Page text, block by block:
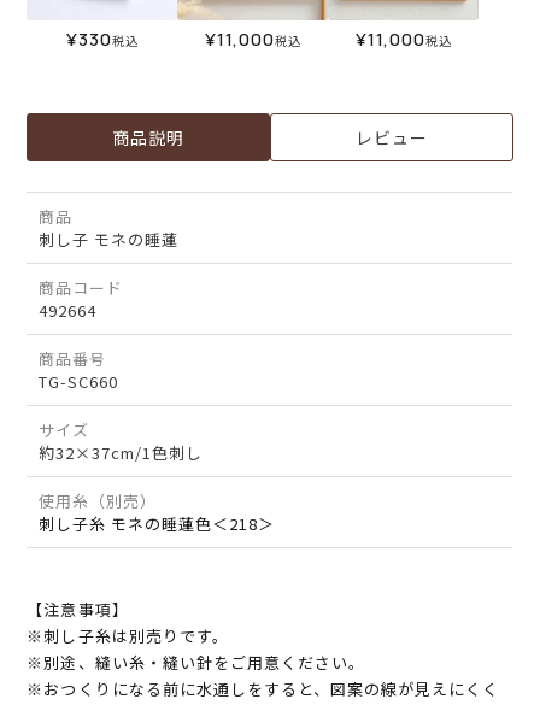
¥330税込 ¥11,000税込 ¥11,000税込
商品説明 レビュー
商品
刺し子 モネの睡蓮
商品コード
492664
商品番号
TG-SC660
サイズ
約32×37cm/1色刺し
使用糸（別売）
刺し子糸 モネの睡蓮色＜218＞
【注意事項】
※刺し子糸は別売りです。
※別途、縫い糸・縫い針をご用意ください。
※おつくりになる前に水通しをすると、図案の線が見えにくく